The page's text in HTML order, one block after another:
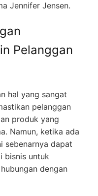
Jennifer Jensen.
Pelanggan
hal yang sangat
pelanggan
produk yang
Namun, ketika ada
sebenarnya dapat
bisnis untuk
dengan